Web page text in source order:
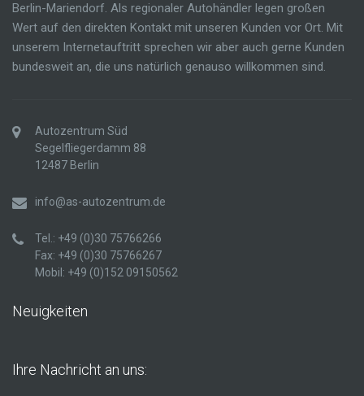
Berlin-Mariendorf. Als regionaler Autohändler legen großen
Wert auf den direkten Kontakt mit unseren Kunden vor Ort. Mit
unserem Internetauftritt sprechen wir aber auch gerne Kunden
bundesweit an, die uns natürlich genauso willkommen sind.
Autozentrum Süd
Segelfliegerdamm 88
12487 Berlin
info@as-autozentrum.de
Tel.: +49 (0)30 75766266
Fax: +49 (0)30 75766267
Mobil: +49 (0)152 09150562
Neuigkeiten
Ihre Nachricht an uns: